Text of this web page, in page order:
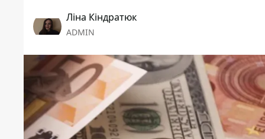
Ліна Кіндратюк
ADMIN